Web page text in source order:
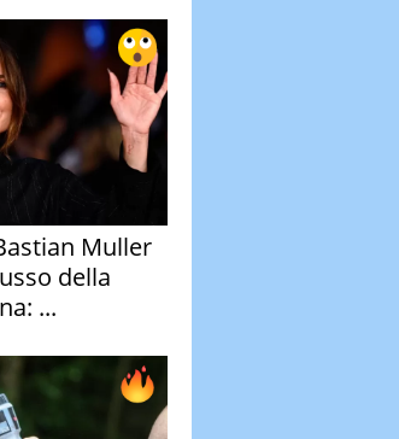
Muller
della
...